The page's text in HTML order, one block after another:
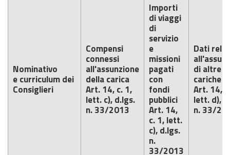
Nominativo
e curriculum dei
Consiglieri
Compensi
connessi
all'assunzione
della carica
Art. 14, c. 1,
lett. c), d.lgs.
n. 33/2013
Importi
di viaggi
di
servizio
e
missioni
pagati
con
fondi
pubblici
Art. 14,
c. 1, lett.
c), d.lgs.
n.
33/2013
Dati
di altre
cariche
Art. 14,
lett. d),
n. 33/